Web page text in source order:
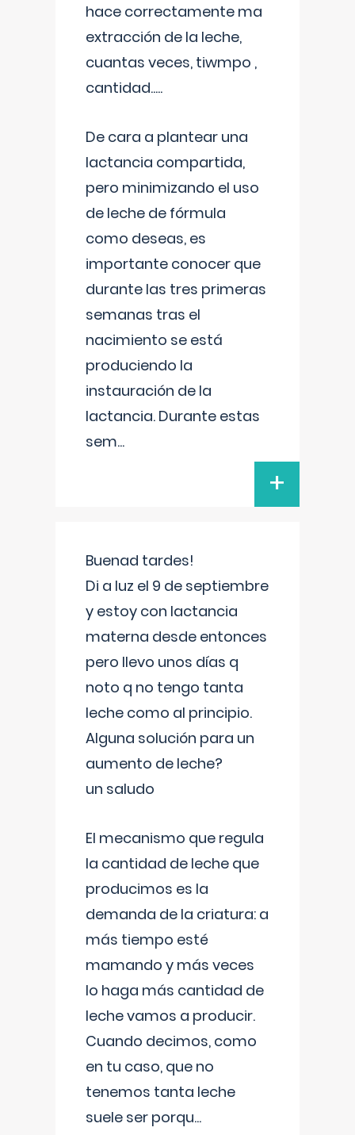
hace correctamente ma
extracción de la leche,
cuantas veces, tiwmpo ,
cantidad.....
De cara a plantear una
lactancia compartida,
pero minimizando el uso
de leche de fórmula
como deseas, es
importante conocer que
durante las tres primeras
semanas tras el
nacimiento se está
produciendo la
instauración de la
lactancia. Durante estas
sem...
+
Buenad tardes!
Di a luz el 9 de septiembre
y estoy con lactancia
materna desde entonces
pero llevo unos días q
noto q no tengo tanta
leche como al principio.
Alguna solución para un
aumento de leche?
un saludo
El mecanismo que regula
la cantidad de leche que
producimos es la
demanda de la criatura: a
más tiempo esté
mamando y más veces
lo haga más cantidad de
leche vamos a producir.
Cuando decimos, como
en tu caso, que no
tenemos tanta leche
suele ser porqu...